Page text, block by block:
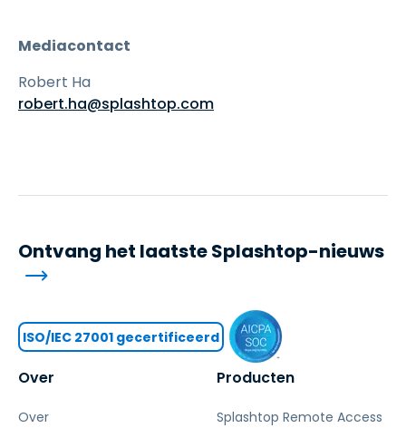
Mediacontact
Robert Ha
robert.ha@splashtop.com
Over
Over
Producten
Splashtop Remote Access
Ontvang het laatste Splashtop-nieuws
ISO/IEC 27001 gecertificeerd